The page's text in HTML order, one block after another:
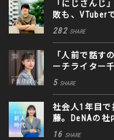
「にじさんじ
敗も、VTuber
282 SHARE
「人前で話す
ーチライター
に込めた思い
5 SHARE
社会人1年目
藤。DeNAの
生きる道
16 SHARE